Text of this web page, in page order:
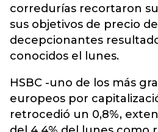
corredurías recortaron
sus objetivos de precio
decepcionantes
conocidos el lunes.
HSBC -uno de los más
europeos por
retrocedió un 0,8%,